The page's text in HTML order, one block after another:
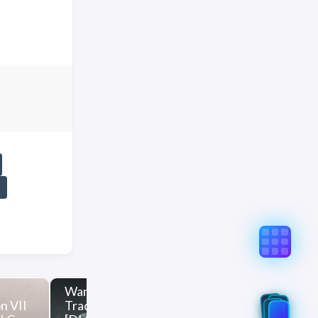
图存在偏差，不代表「非线性列车」观点和立场，请点
VII
Warhammer 40000 Rogue
Trader 战锤40K 行商浪人